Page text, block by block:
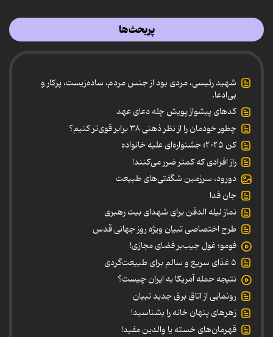
پربحث‌ها
شهید رئیسی، مردی بود از جنس مردم، ساده‌زیست، پرکار و
بی‌ادعا.
کدهای پیشواز پویش چله دعای عهد
چطور خودمان را از نظر ذهنی ۳۸ برابر قوی‌تر کنیم؟
کن ۲۰۲۵؛ جشنواره‌ای علیه خانواده
راز افرادی که کمتر ضرر می‌کنند!
دورود، سرزمین شگفتی‌های طبیعت
جان فدا
نماز لیله الدفن برای شهدای بیت رهبری
طرح اختصاصی تبیان ویژه روز جهانی قدس
فومو؛ غول جیب‌بر فضای مجازی!
۵ غذای سریع و سالم برای طبیعت‌گردی
نتیجه حمله آمریکا به ایران چیست؟
رونمایی از اتاق برق جدید تبیان
زهرهای پنهان خانه را بشناسید!
قهرمان‌های خسته یا والدین مفید!